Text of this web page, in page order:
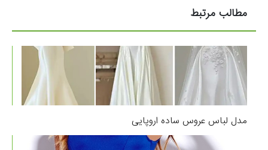
مطالب مرتبط
مدل لباس عروس ساده اروپایی